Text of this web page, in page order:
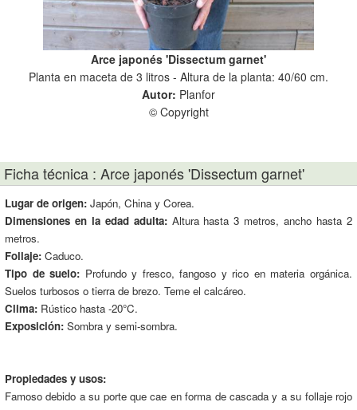
Arce japonés 'Dissectum garnet'
Planta en maceta de 3 litros - Altura de la planta: 40/60 cm.
Autor: Planfor
© Copyright
Ficha técnica : Arce japonés 'Dissectum garnet'
Lugar de origen: Japón, China y Corea.
Dimensiones en la edad adulta:Altura hasta 3 metros, ancho hasta 2
metros.
Follaje: Caduco.
Tipo de suelo: Profundo y fresco, fangoso y rico en materia orgánica.
Suelos turbosos o tierra de brezo. Teme el calcáreo.
Clima: Rústico hasta -20°C.
Exposición: Sombra y semi-sombra.
Propiedades y usos:
Famoso debido a su porte que cae en forma de cascada y a su follaje rojo